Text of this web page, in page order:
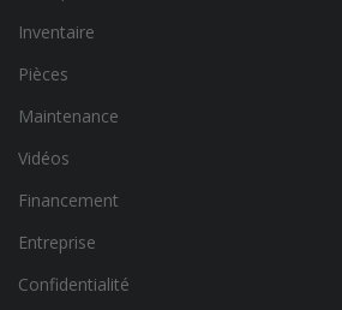
Inventaire
Pièces
Maintenance
Vidéos
Financement
Entreprise
Confidentialité